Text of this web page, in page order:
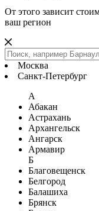
От этого зависит
ваш регион
Москва
Санкт-Петербург
А
Абакан
Астрахань
Архангельск
Ангарск
Армавир
Б
Благовещенск
Белгород
Балашиха
Брянск